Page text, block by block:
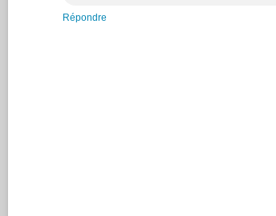
Répondre